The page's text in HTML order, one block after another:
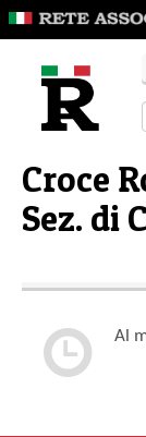
Croce
Sez. di
Contatti
Al